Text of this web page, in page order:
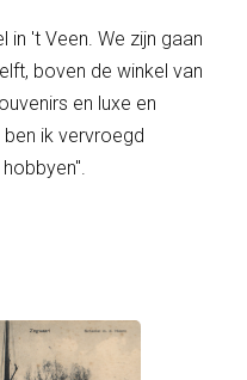
in 't Veen. We zijn gaan
boven de winkel van
en luxe en
ik vervroegd